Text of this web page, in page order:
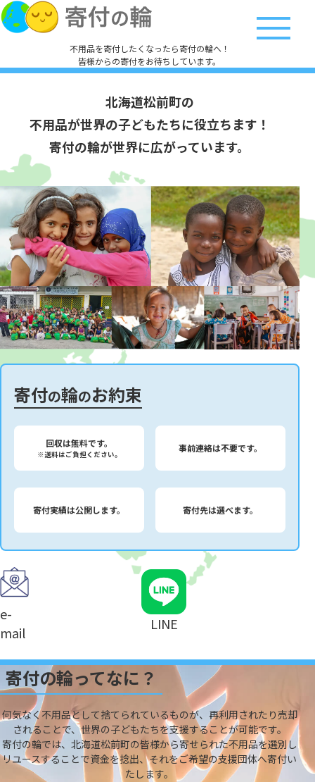
不用品を寄付したくなったら寄付の輪へ！
皆様からの寄付をお待ちしています。
北海道松前町の
不用品が世界の子どもたちに役立ちます！
寄付の輪が世界に広がっています。
寄付の輪のお約束
回収は無料です。
※送料はご負担ください。
事前連絡は不要です。
寄付実績は公開します。 寄付先は選べます。
e-
mail
LINE
寄付の輪ってなに？
何気なく不用品として捨てられているものが、再利用されたり売却
されることで、世界の子どもたちを支援することが可能です。
寄付の輪では、北海道松前町の皆様から寄せられた不用品を選別し
リユースすることで資金を捻出、それをご希望の支援団体へ寄付い
たします。